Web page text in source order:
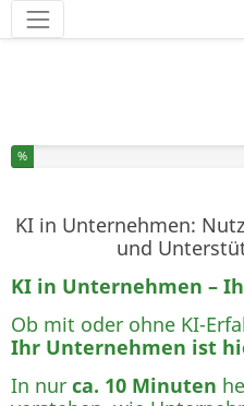
Werkzeuge
Sie haben % dieser Umfrage
%
KI in Unternehmen:
und
KI in Unternehmen –
Ob mit oder ohne KI-
Ihr Unternehmen ist
In nur ca. 10 Minuten